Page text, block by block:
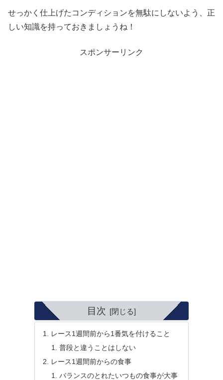
せっかく仕上げたコンディションを無駄にしないよう、正
しい知識を持っておきましょうね！
スポンサーリンク
目次
レース1週間前から1番気を付けること
普段と違うことはしない
レース1週間前からの食事
バランスのとれたいつもの食事が大事